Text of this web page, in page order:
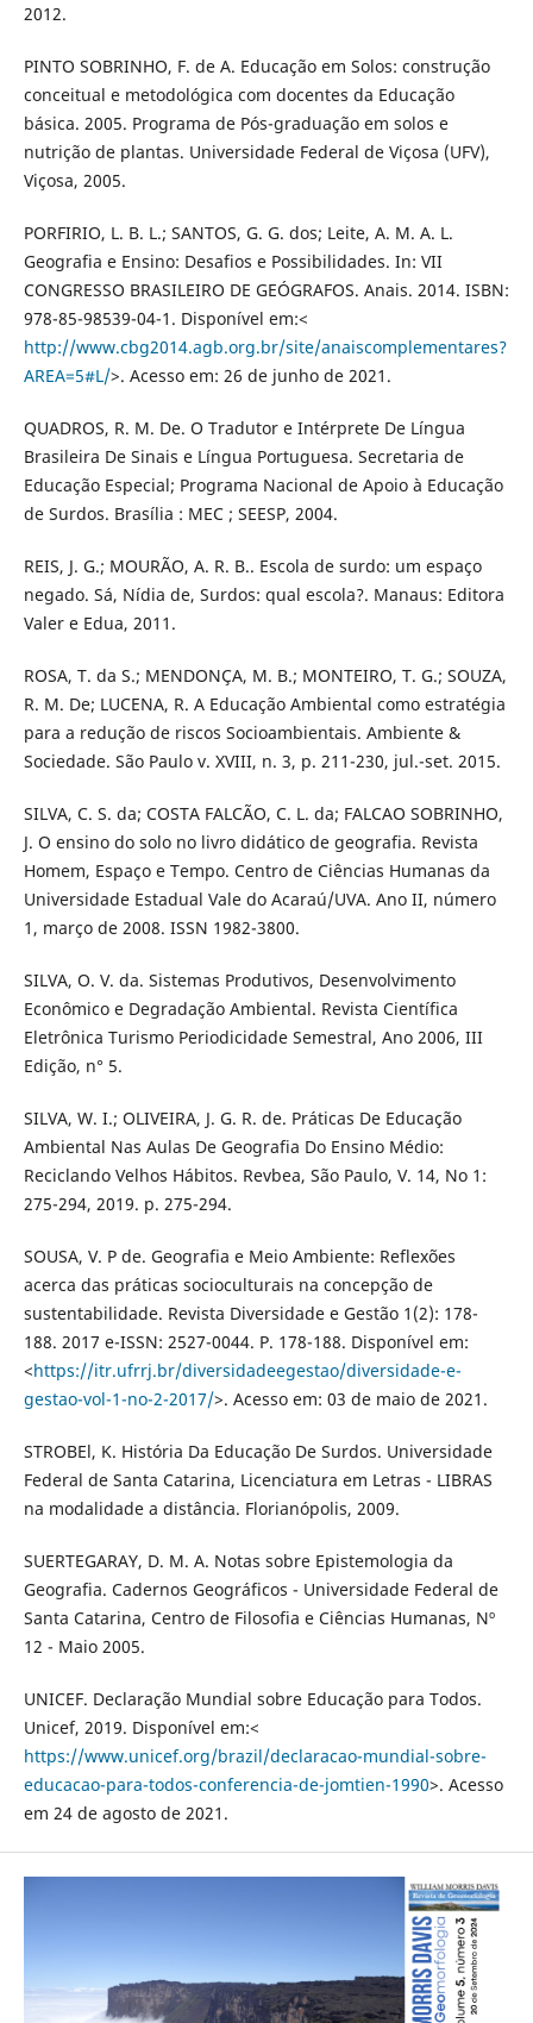
2012.
PINTO SOBRINHO, F. de A. Educação em Solos: construção
conceitual e metodológica com docentes da Educação
básica. 2005. Programa de Pós-graduação em solos e
nutrição de plantas. Universidade Federal de Viçosa (UFV),
Viçosa, 2005.
PORFIRIO, L. B. L.; SANTOS, G. G. dos; Leite, A. M. A. L.
Geografia e Ensino: Desafios e Possibilidades. In: VII
CONGRESSO BRASILEIRO DE GEÓGRAFOS. Anais. 2014. ISBN:
978-85-98539-04-1. Disponível em:<
http://www.cbg2014.agb.org.br/site/anaiscomplementares?
AREA=5#L/>. Acesso em: 26 de junho de 2021.
QUADROS, R. M. De. O Tradutor e Intérprete De Língua
Brasileira De Sinais e Língua Portuguesa. Secretaria de
Educação Especial; Programa Nacional de Apoio à Educação
de Surdos. Brasília : MEC ; SEESP, 2004.
REIS, J. G.; MOURÃO, A. R. B.. Escola de surdo: um espaço
negado. Sá, Nídia de, Surdos: qual escola?. Manaus: Editora
Valer e Edua, 2011.
ROSA, T. da S.; MENDONÇA, M. B.; MONTEIRO, T. G.; SOUZA,
R. M. De; LUCENA, R. A Educação Ambiental como estratégia
para a redução de riscos Socioambientais. Ambiente &
Sociedade. São Paulo v. XVIII, n. 3, p. 211-230, jul.-set. 2015.
SILVA, C. S. da; COSTA FALCÃO, C. L. da; FALCAO SOBRINHO,
J. O ensino do solo no livro didático de geografia. Revista
Homem, Espaço e Tempo. Centro de Ciências Humanas da
Universidade Estadual Vale do Acaraú/UVA. Ano II, número
1, março de 2008. ISSN 1982-3800.
SILVA, O. V. da. Sistemas Produtivos, Desenvolvimento
Econômico e Degradação Ambiental. Revista Científica
Eletrônica Turismo Periodicidade Semestral, Ano 2006, III
Edição, n° 5.
SILVA, W. I.; OLIVEIRA, J. G. R. de. Práticas De Educação
Ambiental Nas Aulas De Geografia Do Ensino Médio:
Reciclando Velhos Hábitos. Revbea, São Paulo, V. 14, No 1:
275-294, 2019. p. 275-294.
SOUSA, V. P de. Geografia e Meio Ambiente: Reflexões
acerca das práticas socioculturais na concepção de
sustentabilidade. Revista Diversidade e Gestão 1(2): 178-
188. 2017 e-ISSN: 2527-0044. P. 178-188. Disponível em:
<https://itr.ufrrj.br/diversidadeegestao/diversidade-e-
gestao-vol-1-no-2-2017/>. Acesso em: 03 de maio de 2021.
STROBEl, K. História Da Educação De Surdos. Universidade
Federal de Santa Catarina, Licenciatura em Letras - LIBRAS
na modalidade a distância. Florianópolis, 2009.
SUERTEGARAY, D. M. A. Notas sobre Epistemologia da
Geografia. Cadernos Geográficos - Universidade Federal de
Santa Catarina, Centro de Filosofia e Ciências Humanas, Nº
12 - Maio 2005.
UNICEF. Declaração Mundial sobre Educação para Todos.
Unicef, 2019. Disponível em:<
https://www.unicef.org/brazil/declaracao-mundial-sobre-
educacao-para-todos-conferencia-de-jomtien-1990>. Acesso
em 24 de agosto de 2021.